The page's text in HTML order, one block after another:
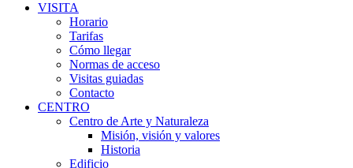
VISITA
Horario
Tarifas
Cómo llegar
Normas de acceso
Visitas guiadas
Contacto
CENTRO
Centro de Arte y Naturaleza
Misión, visión y valores
Historia
Edificio